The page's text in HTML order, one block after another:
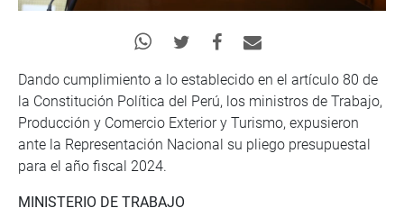
Dando cumplimiento a lo establecido en el artículo 80 de
la Constitución Política del Perú, los ministros de Trabajo,
Producción y Comercio Exterior y Turismo, expusieron
ante la Representación Nacional su pliego presupuestal
para el año fiscal 2024.
MINISTERIO DE TRABAJO